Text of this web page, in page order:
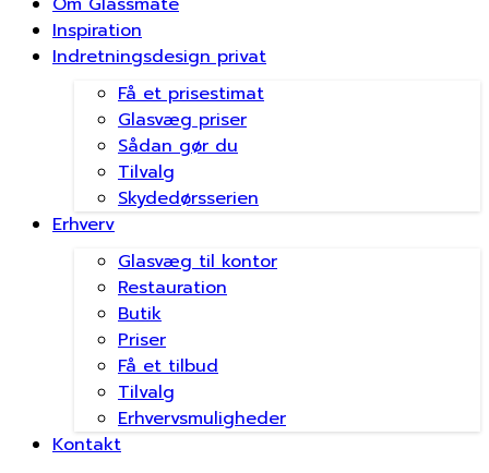
Inspiration
Indretningsdesign privat
Få et prisestimat
Glasvæg priser
Sådan gør du
Tilvalg
Skydedørsserien
Erhverv
Glasvæg til kontor
Restauration
Butik
Priser
Få et tilbud
Tilvalg
Erhvervsmuligheder
Kontakt